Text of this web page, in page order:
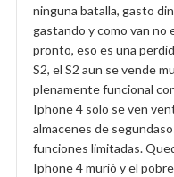
ninguna batalla, gasto
gastando y como van
pronto, eso es una
S2, el S2 aun se vende
plenamente funcional
Iphone 4 solo se ven
almacenes de
funciones limitadas.
Iphone 4 murió y el